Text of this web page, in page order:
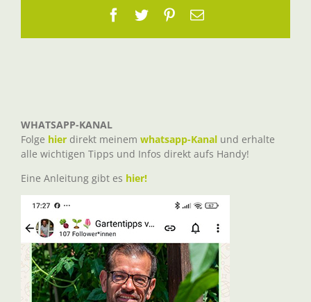
Facebook
TwitterPinterest
E-
WHATSAPP-KANAL
Folge hier direkt meinem whatsapp-Kanal und erhalte
alle wichtigen Tipps und Infos direkt aufs Handy!
Eine Anleitung gibt es hier!